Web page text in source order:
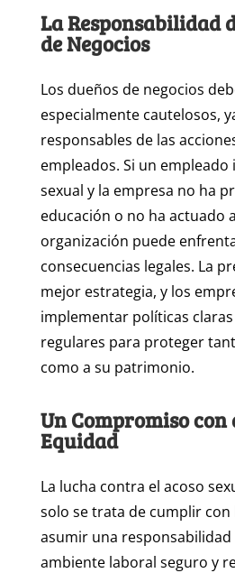
La Responsabilidad
de Negocios
Los dueños de negocios
especialmente cautelosos,
responsables de las
empleados. Si un
sexual y la empresa no ha
educación o no ha actuado
organización puede
consecuencias legales. La
mejor estrategia, y los
implementar políticas
regulares para proteger
como a su patrimonio.
Un Compromiso con
Equidad
La lucha contra el acoso
solo se trata de cumplir con
asumir una responsabilidad
ambiente laboral seguro y